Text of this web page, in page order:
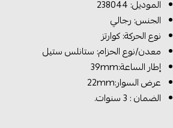
الموديل: 238044
الجنس: رجالي
نوع الحركة: كوارتز
معدن/نوع الحزام: ستانلس ستيل
إطار الساعة:39mm
عرض السوار:22mm
الضمان : 3 سنوات.